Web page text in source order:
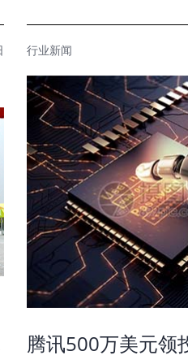
行业新闻